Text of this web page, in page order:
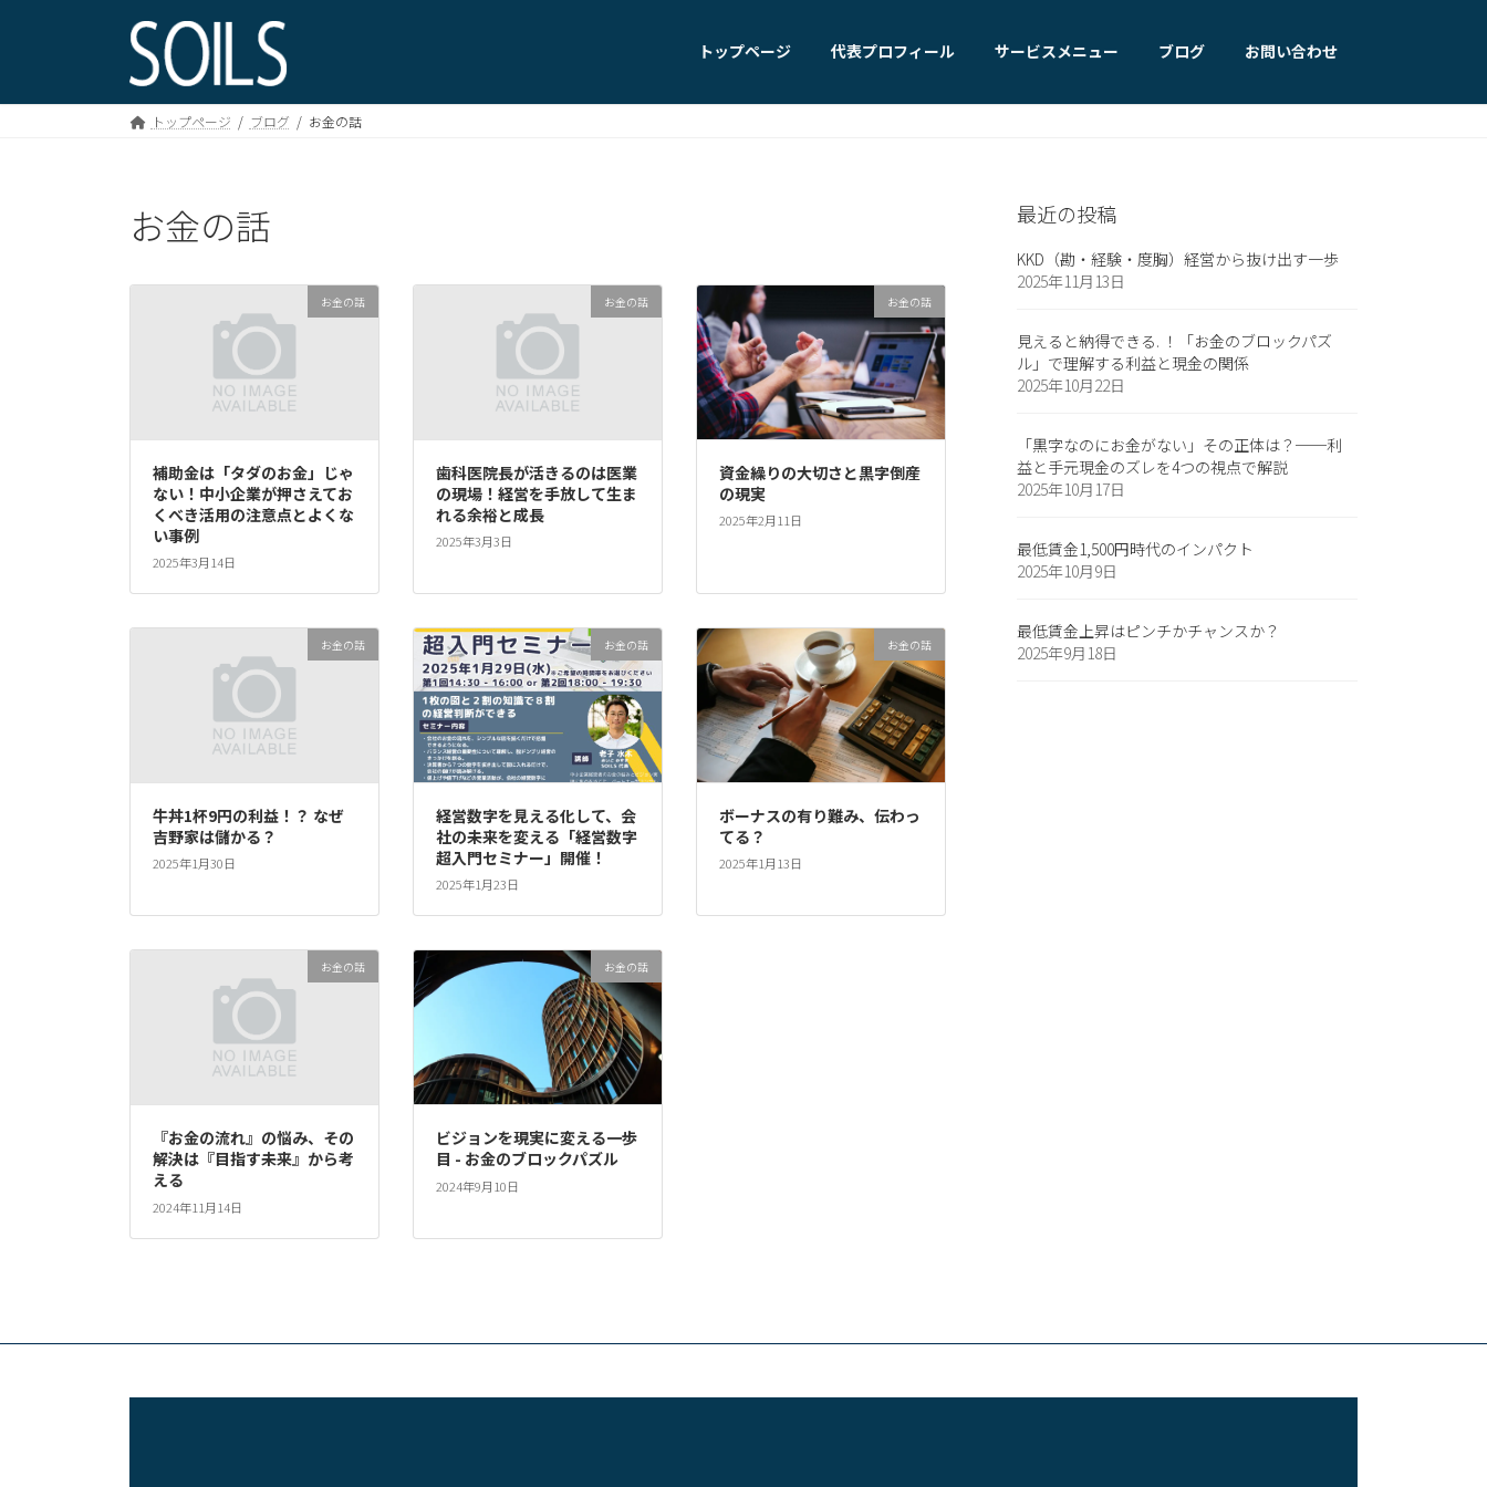
トップページ 代表プロフィール サービスメニュー ブログ お問い合わせ
トップページ ブログ お金の話
お金の話
お金の話
補助金は「タダのお金」じゃ
ない！中小企業が押さえてお
くべき活用の注意点とよくな
い事例
2025年3月14日
お金の話
歯科医院長が活きるのは医業
の現場！経営を手放して生ま
れる余裕と成長
2025年3月3日
お金の話
資金繰りの大切さと黒字倒産
の現実
2025年2月11日
お金の話
牛丼1杯9円の利益！？ なぜ
吉野家は儲かる？
2025年1月30日
お金の話
経営数字を見える化して、会
社の未来を変える「経営数字
超入門セミナー」開催！
2025年1月23日
お金の話
ボーナスの有り難み、伝わっ
てる？
2025年1月13日
お金の話
『お金の流れ』の悩み、その
解決は『目指す未来』から考
える
2024年11月14日
お金の話
ビジョンを現実に変える一歩
目 - お金のブロックパズル
2024年9月10日
最近の投稿
KKD（勘・経験・度胸）経営から抜け出す一歩
2025年11月13日
見えると納得できる. ！「お金のブロックパズ
ル」で理解する利益と現金の関係
2025年10月22日
「黒字なのにお金がない」その正体は？──利
益と手元現金のズレを4つの視点で解説
2025年10月17日
最低賃金1,500円時代のインパクト
2025年10月9日
最低賃金上昇はピンチかチャンスか？
2025年9月18日